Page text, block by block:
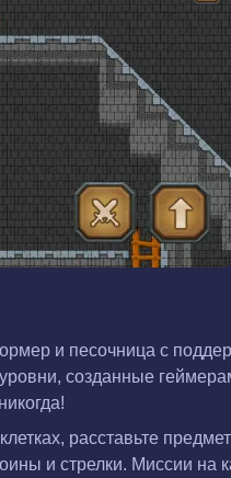
и песочница с
созданные
расставьте
и стрелки. Миссии на